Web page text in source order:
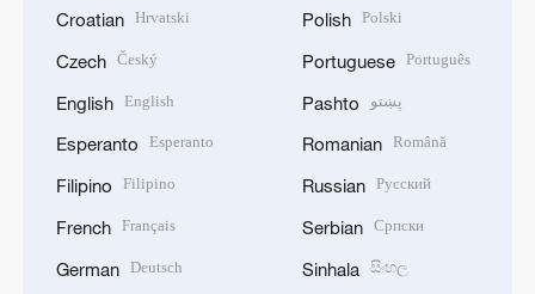
Croatian Hrvatski
Czech Český
English English
Esperanto Esperanto
Filipino Filipino
French Français
German Deutsch
Polish Polski
Portuguese Português
Pashto پښتو
Romanian Română
Russian Русский
Serbian Српски
Sinhala සිංහල